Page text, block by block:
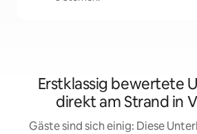
Erstklassig bewertete
direkt am Strand in
Gäste sind sich einig: Diese